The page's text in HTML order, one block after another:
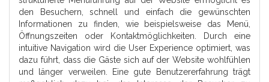
den Besuchern, schnell und einfach die gewünschten
Informationen zu finden, wie beispielsweise das Menü,
Öffnungszeiten oder Kontaktmöglichkeiten. Durch eine
intuitive Navigation wird die User Experience optimiert, was
dazu führt, dass die Gäste sich auf der Website wohlfühlen
und länger verweilen. Eine gute Benutzererfahrung trägt